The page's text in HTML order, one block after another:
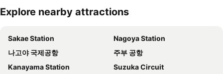
Explore nearby attractions
Sakae Station
Nagoya Station
나고야 국제공항
주부 공항
Kanayama Station
Suzuka Circuit